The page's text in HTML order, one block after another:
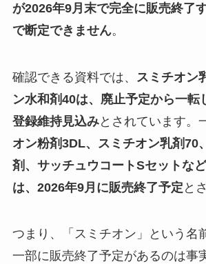
が2026年9月末で完全に販売終了
で断定できません。
確認できる資料では、
スミチオン
ン水和剤40は、廃止予定から一転
登録維持見込みとされています。
オン粉剤3DL、スミチオン乳剤70
剤、サッチュウコートSセットな
は、2026年9月に販売終了予定 と
つまり、「スミチオン」という名
一部に販売終了予定があるのは事